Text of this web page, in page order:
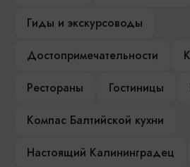
Гиды и экскурсоводы
Достопримечательности
Рестораны
Гостиницы
Компас Балтийской кухни
Настоящий Калининградец